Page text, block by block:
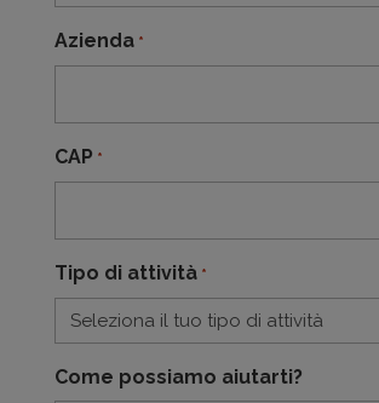
Azienda *
CAP *
Tipo di attività *
Come possiamo aiutarti?